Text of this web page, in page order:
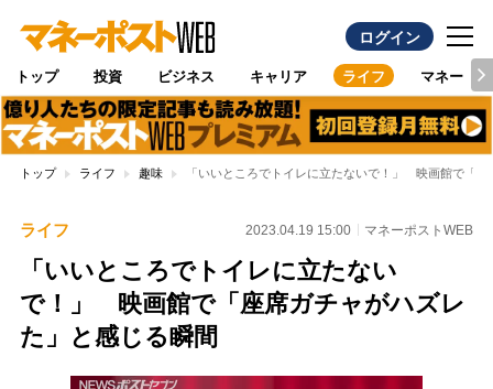
ログイン
トップ 投資 ビジネス キャリア ライフ マネー
トップ ライフ 趣味 「いいところでトイレに立たないで！」 映画館で「
ライフ 2023.04.19 15:00 マネーポストWEB
「いいところでトイレに立たない
で！」 映画館で「座席ガチャがハズレ
た」と感じる瞬間